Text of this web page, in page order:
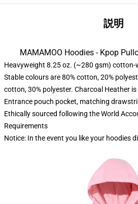
説明
MAMAMOO Hoodies - Kpop
Heavyweight 8.25 oz. (~280 gsm) cotton-
Stable colours are 80% cotton, 20%
cotton, 30% polyester. Charcoal Heather
Entrance pouch pocket, matching
Ethically sourced following the World
Requirements
Notice: In the event you like your hoodies